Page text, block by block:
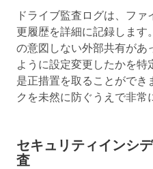
ドライブ監査ログは、フ
更履歴を詳細に記録します
の意図しない外部共有があ
ように設定変更したかを
是正措置を取ることができ
クを未然に防ぐうえで非常
セキュリティインシ
査